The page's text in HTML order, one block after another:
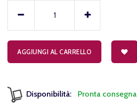
AGGIUNGI AL CARRELLO
Disponibilità: Pronta consegna